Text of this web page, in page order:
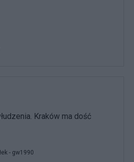
Kraków ma dość
- gw1990